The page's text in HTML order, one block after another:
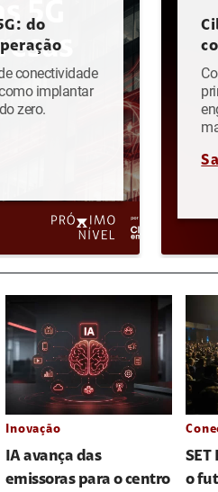
do
conectividade
implantar
zero.
Inovação
IA avança das
emissoras para o centro
SET
o